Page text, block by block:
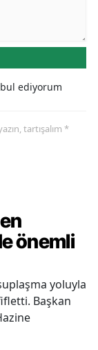
ediyorum
tartışalım *
önemli
yoluyla
Başkan